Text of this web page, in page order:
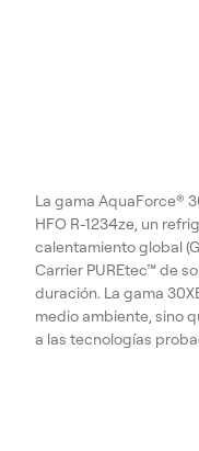
La gama AquaForce®
HFO R-1234ze, un
calentamiento global
Carrier PUREtec™ de
duración. La gama
medio ambiente, sino
a las tecnologías